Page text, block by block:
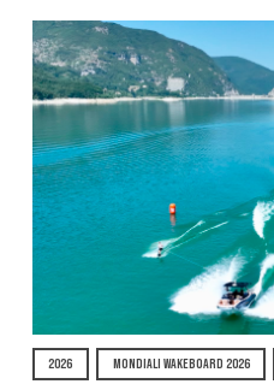
2026 MONDIALI WAKEBOARD 2026